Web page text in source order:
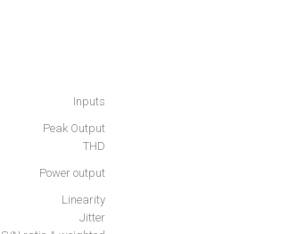
Inputs
Peak Output
THD
Power output
Linearity
Jitter